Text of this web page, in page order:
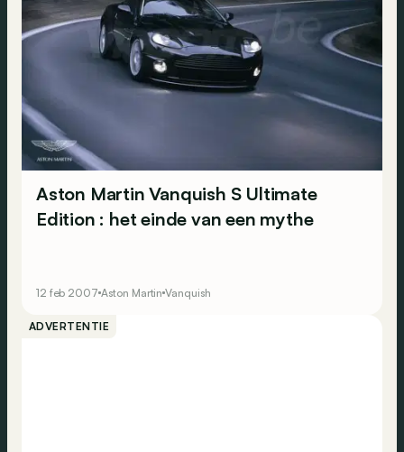
Aston Martin Vanquish S Ultimate
Edition : het einde van een mythe
12 feb 2007 Aston Martin Vanquish
ADVERTENTIE